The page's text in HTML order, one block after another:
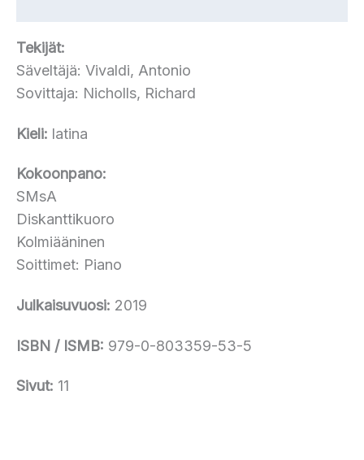
Tekijät:
Säveltäjä: Vivaldi, Antonio
Sovittaja: Nicholls, Richard
Kieli: latina
Kokoonpano:
SMsA
Diskanttikuoro
Kolmiääninen
Soittimet: Piano
Julkaisuvuosi: 2019
ISBN / ISMB: 979-0-803359-53-5
Sivut: 11